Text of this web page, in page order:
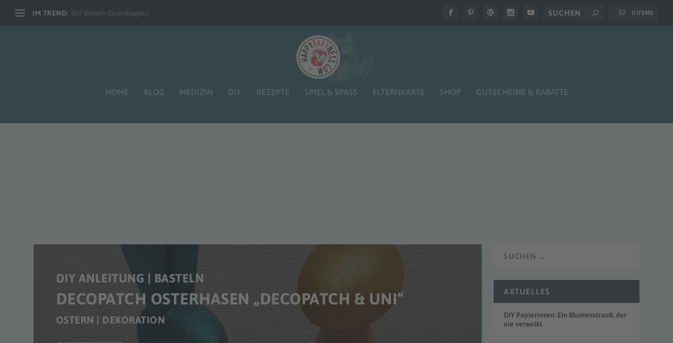
IM TREND: DIY Weben (Grundlagen) 0 ITEMS
HOME BLOG MEDIZIN DIY REZEPTE SPIEL & SPASS ELTERNKARTE SHOP GUTSCHEINE & RABATTE
DIY ANLEITUNG | BASTELN
DECOPATCH OSTERHASEN „DECOPATCH & UNI“
OSTERN | DEKORATION
AKTUELLES
DIY Papierrosen: Ein Blumenstrauß, der
nie verwelkt